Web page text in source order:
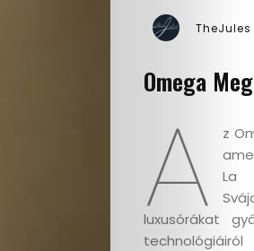
TheJules
Omega
A
z
La
luxusórákat